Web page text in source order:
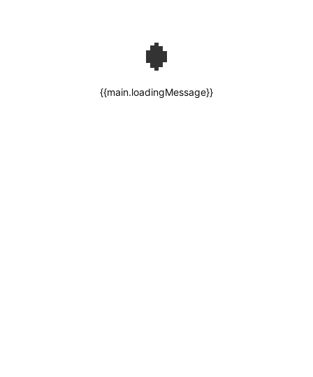
{{main.loadingMessage}}